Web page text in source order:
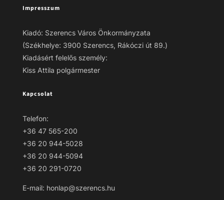
Impresszum
Kiadó: Szerencs Város Önkormányzata
(Székhelye: 3900 Szerencs, Rákóczi út 89.)
Kiadásért felelős személy:
Kiss Attila polgármester
Kapcsolat
Telefon:
+36 47 565-200
+36 20 944-5028
+36 20 944-5094
+36 20 291-0720
E-mail: honlap@szerencs.hu